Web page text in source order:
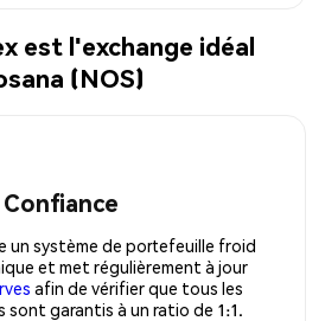
est l'exchange idéal
(NOS)
un système de portefeuille froid
et met régulièrement à jour
afin de vérifier que tous les
garantis à un ratio de 1:1.